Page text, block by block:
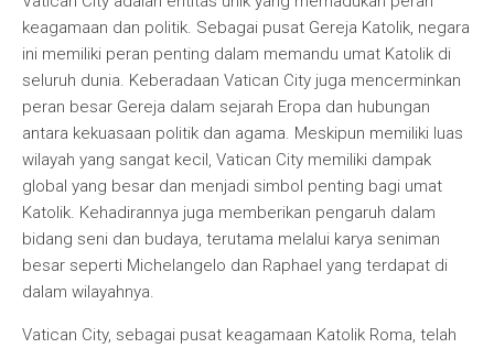
keagamaan dan politik. Sebagai pusat Gereja Katolik, negara
ini memiliki peran penting dalam memandu umat Katolik di
seluruh dunia. Keberadaan Vatican City juga mencerminkan
peran besar Gereja dalam sejarah Eropa dan hubungan
antara kekuasaan politik dan agama. Meskipun memiliki luas
wilayah yang sangat kecil, Vatican City memiliki dampak
global yang besar dan menjadi simbol penting bagi umat
Katolik. Kehadirannya juga memberikan pengaruh dalam
bidang seni dan budaya, terutama melalui karya seniman
besar seperti Michelangelo dan Raphael yang terdapat di
dalam wilayahnya.
Vatican City, sebagai pusat keagamaan Katolik Roma, telah